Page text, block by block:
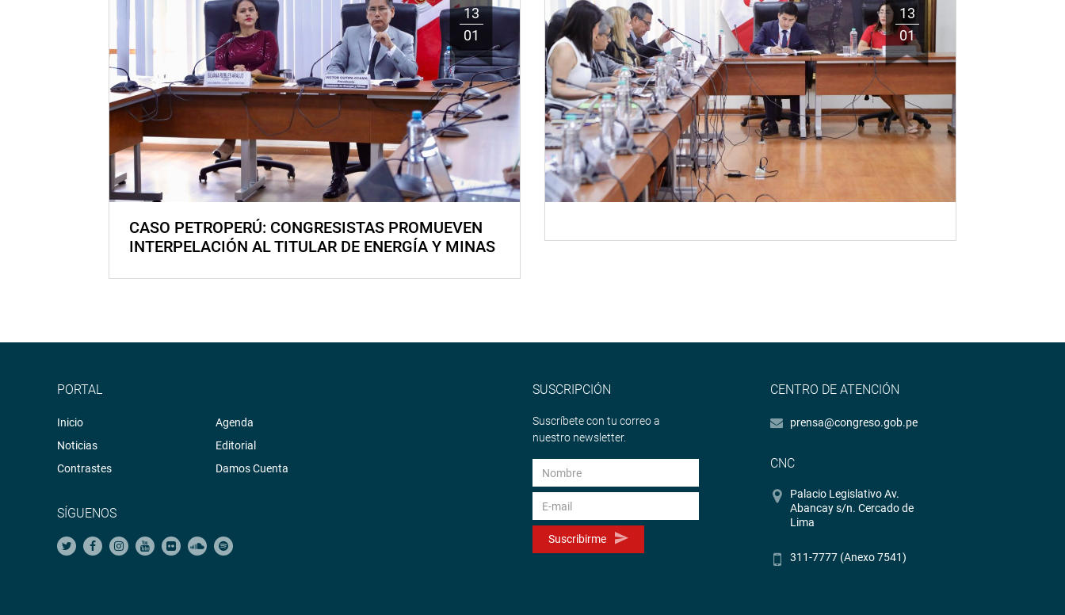
13
01
CASO PETROPERÚ: CONGRESISTAS PROMUEVEN
INTERPELACIÓN AL TITULAR DE ENERGÍA Y MINAS
13
01
PORTAL
Inicio
Noticias
Contrastes
Agenda
Editorial
Damos Cuenta
SÍGUENOS
SUSCRIPCIÓN
Suscríbete con tu correo a
nuestro newsletter.
Suscribirme
CENTRO DE ATENCIÓN
prensa@congreso.gob.pe
CNC
Palacio Legislativo Av.
Abancay s/n. Cercado de
Lima
311-7777 (Anexo 7541)